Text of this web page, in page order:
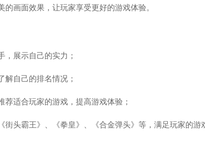
画面效果，让玩家享受更好的游戏体验。
，展示自己的实力；
解自己的排名情况；
适合玩家的游戏，提高游戏体验；
街头霸王》、《拳皇》、《合金弹头》等，满足玩家的游